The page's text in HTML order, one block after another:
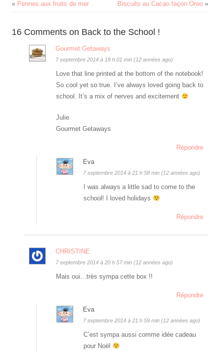
« Pennes aux fruits de mer Biscuits au Cacao façon Oreo »
16 Comments on Back to the School !
Gourmet Getaways
7 septembre 2014 à 18 h 01 min (12 années ago)
Love that line printed at the bottom of the notebook!
So cool yet so true. I’ve always loved going back to
school. It’s a mix of nerves and excitement
Julie
Gourmet Getaways
Répondre
Eva
7 septembre 2014 à 21 h 58 min (12 années ago)
I was always a little sad to come to the
school! I loved holidays
Répondre
CHRISTINE
7 septembre 2014 à 20 h 57 min (12 années ago)
Mais oui…très sympa cette box !!
Répondre
Eva
7 septembre 2014 à 21 h 59 min (12 années ago)
C’est sympa aussi comme idée cadeau
pour Noël